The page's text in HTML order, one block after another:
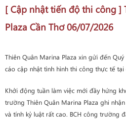
[ Cập nhật tiến độ thi công ]
Plaza Cần Thơ 06/07/2026
Thiên Quân Marina Plaza xin gửi đến
cáo cập nhật tình hình thi công thực tế
Khởi động tuần làm việc mới đầy hứng
trường Thiên Quân Marina Plaza ghi
và tính kỷ luật rất cao. BCH công trường